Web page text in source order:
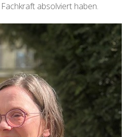
absolviert haben.